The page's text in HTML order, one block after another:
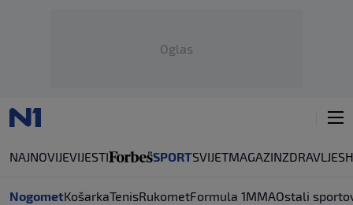
Oglas
NAJNOVIJEVIJESTI SPORTSVIJETMAGAZINZDRAVLJE
NogometKošarkaTenisRukometFormula 1MMAOstali